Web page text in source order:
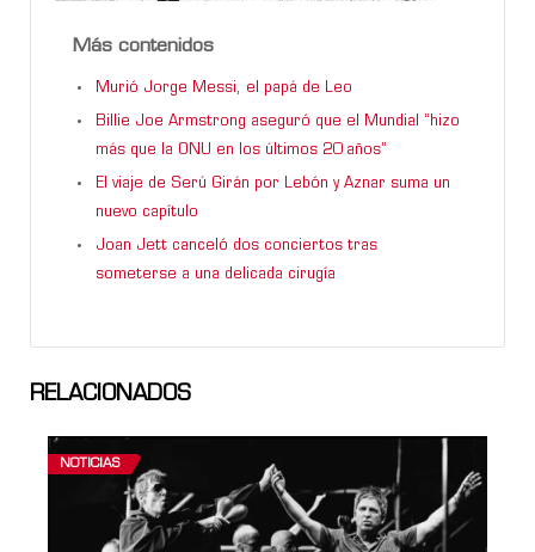
Más contenidos
Murió Jorge Messi, el papá de Leo
Billie Joe Armstrong aseguró que el Mundial “hizo
más que la ONU en los últimos 20 años”
El viaje de Serú Girán por Lebón y Aznar suma un
nuevo capítulo
Joan Jett canceló dos conciertos tras
someterse a una delicada cirugía
RELACIONADOS
NOTICIAS